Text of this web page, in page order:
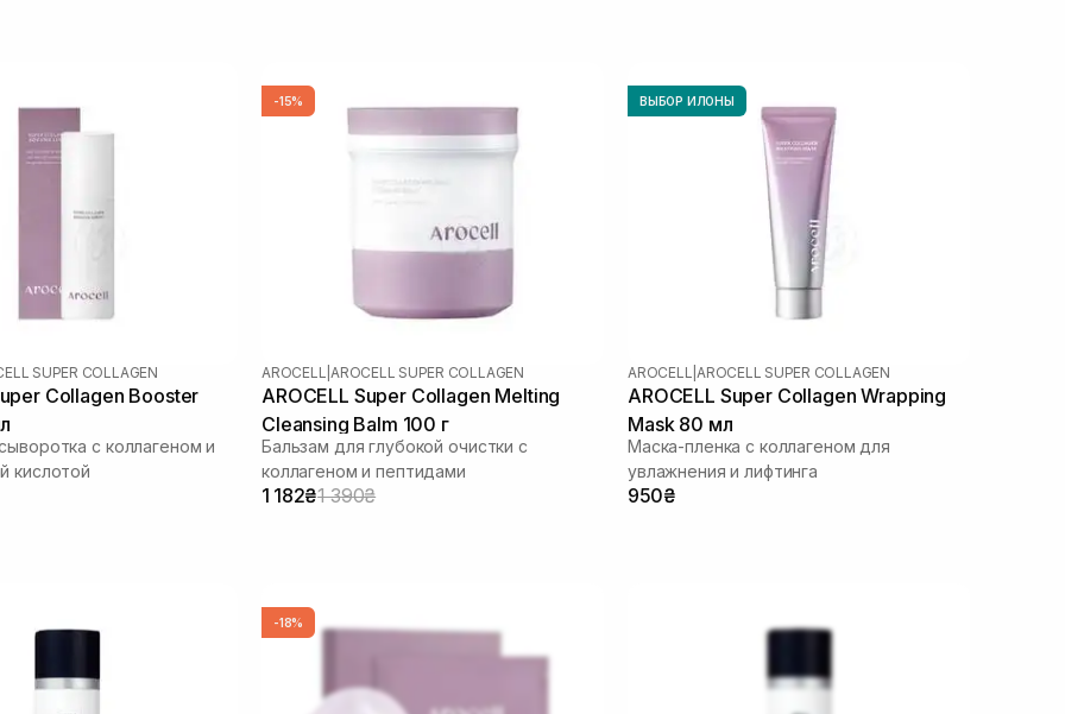
SUPER COLLAGEN
Collagen Booster
с коллагеном и
кислотой
-15%
AROCELL AROCELL SUPER COLLAGEN
AROCELL Super Collagen Melting
Cleansing Balm 100 г
Бальзам для глубокой очистки с
коллагеном и пептидами
1 182₴1 390₴
ВЫБОР ИЛОНЫ
AROCELL AROCELL SUPER COLLAGEN
AROCELL Super Collagen Wrapping
Mask 80 мл
Маска-пленка с коллагеном для
увлажнения и лифтинга
950₴
-18%